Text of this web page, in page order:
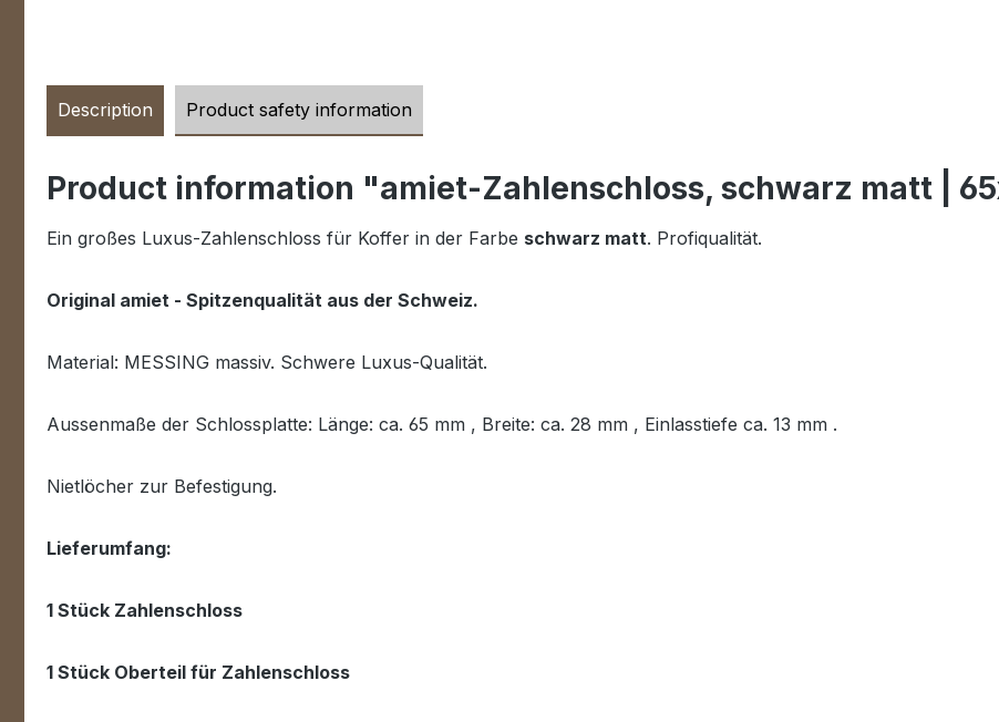
Description Product safety information
Product information "amiet-Zahlenschloss, schwarz matt |
Ein großes Luxus-Zahlenschloss für Koffer in der Farbe schwarz matt. Profiqualität.
Original amiet - Spitzenqualität aus der Schweiz.
Material: MESSING massiv. Schwere Luxus-Qualität.
Aussenmaße der Schlossplatte: Länge: ca. 65 mm , Breite: ca. 28 mm , Einlasstiefe ca. 13 mm .
Nietlöcher zur Befestigung.
Lieferumfang:
1 Stück Zahlenschloss
1 Stück Oberteil für Zahlenschloss